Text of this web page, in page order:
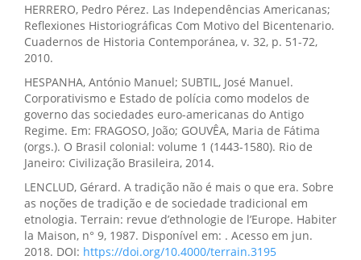
HERRERO, Pedro Pérez. Las Independências Americanas;
Reflexiones Historiográficas Com Motivo del Bicentenario.
Cuadernos de Historia Contemporánea, v. 32, p. 51-72,
2010.
HESPANHA, António Manuel; SUBTIL, José Manuel.
Corporativismo e Estado de polícia como modelos de
governo das sociedades euro-americanas do Antigo
Regime. Em: FRAGOSO, João; GOUVÊA, Maria de Fátima
(orgs.). O Brasil colonial: volume 1 (1443-1580). Rio de
Janeiro: Civilização Brasileira, 2014.
LENCLUD, Gérard. A tradição não é mais o que era. Sobre
as noções de tradição e de sociedade tradicional em
etnologia. Terrain: revue d’ethnologie de l’Europe. Habiter
la Maison, n° 9, 1987. Disponível em: . Acesso em jun.
2018. DOI: https://doi.org/10.4000/terrain.3195